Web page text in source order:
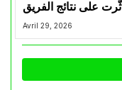
على نتائج الفريق
Avril 29, 2026